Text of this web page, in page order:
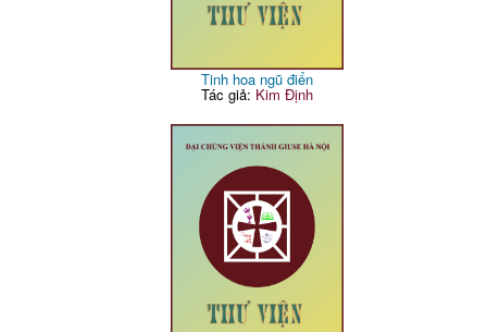
Tinh hoa ngũ điển
Tác giả: Kim Định